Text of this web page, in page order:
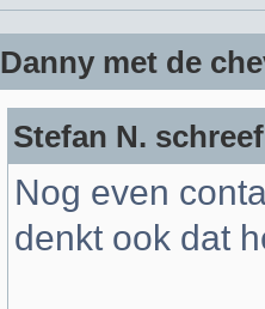
Danny met de
Stefan N.
Nog even
denkt ook dat